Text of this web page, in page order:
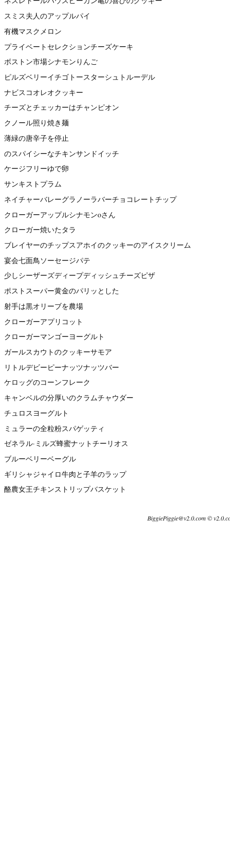
スミス夫人のアップルパイ
有機マスクメロン
プライベートセレクションチーズケーキ
ボストン市場シナモンりんご
ピルズベリーイチゴトースターシュトルーデル
ナビスコオレオクッキー
チーズとチェッカーはチャンピオン
クノール照り焼き麺
薄緑の唐辛子を停止
のスパイシーなチキンサンドイッチ
ケージフリーゆで卵
サンキストプラム
ネイチャーバレーグラノーラバーチョコレートチップ
クローガーアップルシナモンoさん
クローガー焼いたタラ
ブレイヤーのチップスアホイのクッキーのアイスクリーム
宴会七面鳥ソーセージパテ
少しシーザーズディープディッシュチーズピザ
ポストスーパー黄金のパリッとした
射手は黒オリーブを農場
クローガーアプリコット
クローガーマンゴーヨーグルト
ガールスカウトのクッキーサモア
リトルデビーピーナッツナッツバー
ケロッグのコーンフレーク
キャンベルの分厚いのクラムチャウダー
チュロスヨーグルト
ミュラーの全粒粉スパゲッティ
ゼネラル·ミルズ蜂蜜ナットチーリオス
ブルーベリーベーグル
ギリシャジャイロ牛肉と子羊のラップ
酪農女王チキンストリップバスケット
BiggiePiggie@v2.0.com ©